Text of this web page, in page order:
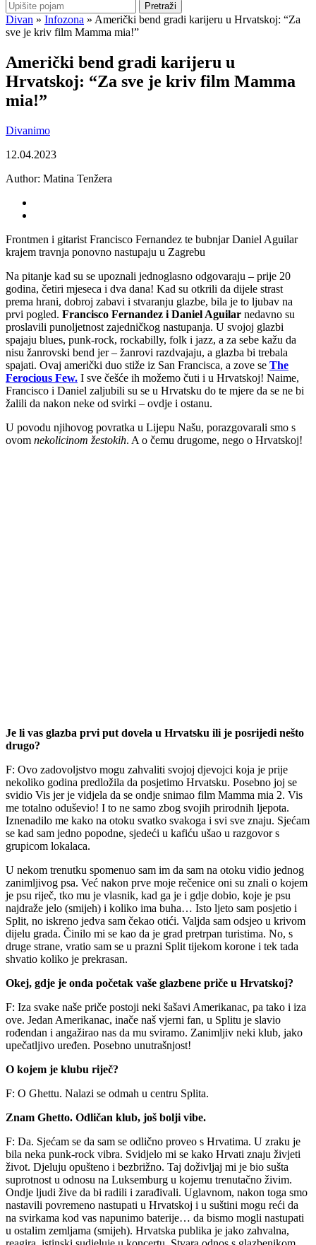
Pretraži
Divan » Infozona » Američki bend gradi karijeru u Hrvatskoj: “Za
sve je kriv film Mamma mia!”
Američki bend gradi karijeru u
Hrvatskoj: “Za sve je kriv film Mamma
mia!”
Divanimo
12.04.2023
Author: Matina Tenžera
Frontmen i gitarist Francisco Fernandez te bubnjar Daniel Aguilar
krajem travnja ponovno nastupaju u Zagrebu
Na pitanje kad su se upoznali jednoglasno odgovaraju – prije 20
godina, četiri mjeseca i dva dana! Kad su otkrili da dijele strast
prema hrani, dobroj zabavi i stvaranju glazbe, bila je to ljubav na
prvi pogled. Francisco Fernandez i Daniel Aguilar nedavno su
proslavili punoljetnost zajedničkog nastupanja. U svojoj glazbi
spajaju blues, punk-rock, rockabilly, folk i jazz, a za sebe kažu da
nisu žanrovski bend jer – žanrovi razdvajaju, a glazba bi trebala
spajati. Ovaj američki duo stiže iz San Francisca, a zove se The
Ferocious Few. I sve češće ih možemo čuti i u Hrvatskoj! Naime,
Francisco i Daniel zaljubili su se u Hrvatsku do te mjere da se ne bi
žalili da nakon neke od svirki – ovdje i ostanu.
U povodu njihovog povratka u Lijepu Našu, porazgovarali smo s
ovom nekolicinom žestokih. A o čemu drugome, nego o Hrvatskoj!
Je li vas glazba prvi put dovela u Hrvatsku ili je posrijedi nešto
drugo?
F: Ovo zadovoljstvo mogu zahvaliti svojoj djevojci koja je prije
nekoliko godina predložila da posjetimo Hrvatsku. Posebno joj se
svidio Vis jer je vidjela da se ondje snimao film Mamma mia 2. Vis
me totalno oduševio! I to ne samo zbog svojih prirodnih ljepota.
Iznenadilo me kako na otoku svatko svakoga i svi sve znaju. Sjećam
se kad sam jedno popodne, sjedeći u kafiću ušao u razgovor s
grupicom lokalaca.
U nekom trenutku spomenuo sam im da sam na otoku vidio jednog
zanimljivog psa. Već nakon prve moje rečenice oni su znali o kojem
je psu riječ, tko mu je vlasnik, kad ga je i gdje dobio, koje je psu
najdraže jelo (smijeh) i koliko ima buha… Isto ljeto sam posjetio i
Split, no iskreno jedva sam čekao otići. Valjda sam odsjeo u krivom
dijelu grada. Činilo mi se kao da je grad pretrpan turistima. No, s
druge strane, vratio sam se u prazni Split tijekom korone i tek tada
shvatio koliko je prekrasan.
Okej, gdje je onda početak vaše glazbene priče u Hrvatskoj?
F: Iza svake naše priče postoji neki šašavi Amerikanac, pa tako i iza
ove. Jedan Amerikanac, inače naš vjerni fan, u Splitu je slavio
rođendan i angažirao nas da mu sviramo. Zanimljiv neki klub, jako
upečatljivo uređen. Posebno unutrašnjost!
O kojem je klubu riječ?
F: O Ghettu. Nalazi se odmah u centru Splita.
Znam Ghetto. Odličan klub, još bolji vibe.
F: Da. Sjećam se da sam se odlično proveo s Hrvatima. U zraku je
bila neka punk-rock vibra. Svidjelo mi se kako Hrvati znaju živjeti
život. Djeluju opušteno i bezbrižno. Taj doživljaj mi je bio sušta
suprotnost u odnosu na Luksemburg u kojemu trenutačno živim.
Ondje ljudi žive da bi radili i zarađivali. Uglavnom, nakon toga smo
nastavili povremeno nastupati u Hrvatskoj i u suštini mogu reći da
na svirkama kod vas napunimo baterije… da bismo mogli nastupati
u ostalim zemljama (smijeh). Hrvatska publika je jako zahvalna,